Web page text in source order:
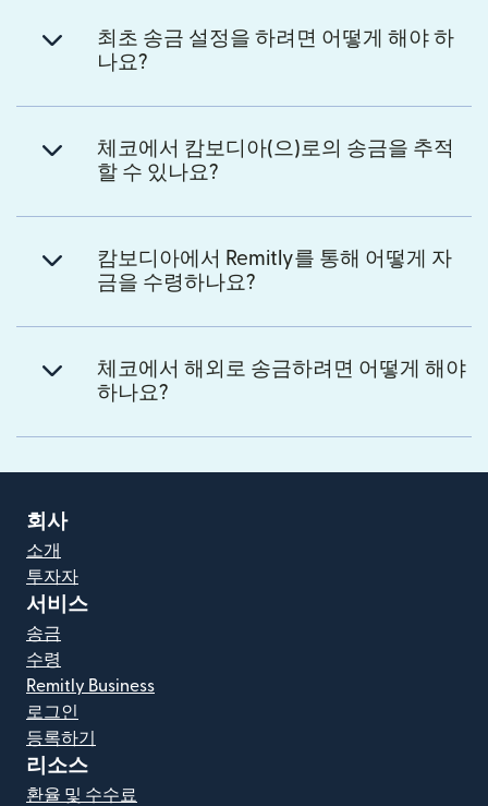
최초 송금 설정을 하려면 어떻게 해야 하
나요?
체코에서 캄보디아(으)로의 송금을 추적
할 수 있나요?
캄보디아에서 Remitly를 통해 어떻게 자
금을 수령하나요?
체코에서 해외로 송금하려면 어떻게 해야
하나요?
회사
소개
투자자
서비스
송금
수령
Remitly Business
로그인
등록하기
리소스
환율 및 수수료